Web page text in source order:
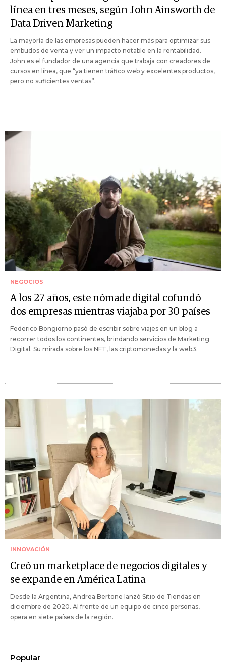
línea en tres meses, según John Ainsworth de
Data Driven Marketing
La mayoría de las empresas pueden hacer más para optimizar sus
embudos de venta y ver un impacto notable en la rentabilidad.
John es el fundador de una agencia que trabaja con creadores de
cursos en línea, que “ya tienen tráfico web y excelentes productos,
pero no suficientes ventas”.
NEGOCIOS
A los 27 años, este nómade digital cofundó
dos empresas mientras viajaba por 30 países
Federico Bongiorno pasó de escribir sobre viajes en un blog a
recorrer todos los continentes, brindando servicios de Marketing
Digital. Su mirada sobre los NFT, las criptomonedas y la web3.
INNOVACIÓN
Creó un marketplace de negocios digitales y
se expande en América Latina
Desde la Argentina, Andrea Bertone lanzó Sitio de Tiendas en
diciembre de 2020. Al frente de un equipo de cinco personas,
opera en siete países de la región.
Popular